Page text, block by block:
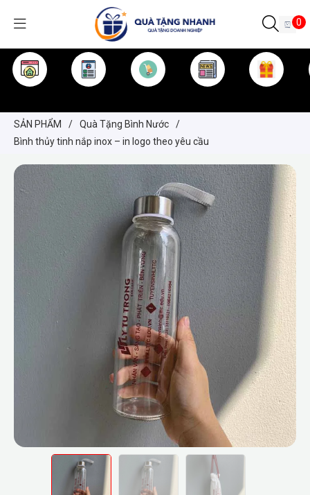
0
SẢN PHẨM / Quà Tặng Bình Nước
/
Bình thủy tinh nắp inox – in logo theo yêu cầu